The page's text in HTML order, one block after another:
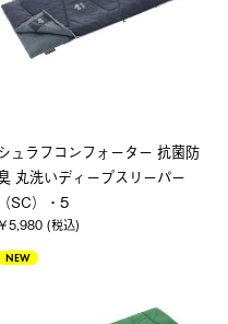
シュラフコンフォーター 抗菌防
丸洗いディープスリーパー
（SC）・5
￥5,980 (税込)
NEW